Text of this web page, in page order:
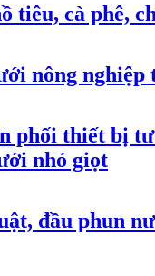
tiêu, cà phê,
nông nghiệp
phối thiết bị
nhỏ giọt
đầu phun